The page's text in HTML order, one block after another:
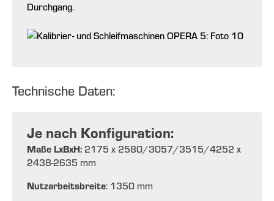
Durchgang.
Technische Daten:
Je nach Konfiguration:
Maße LxBxH: 2175 x 2580/3057/3515/4252 x
2438-2635 mm
Nutzarbeitsbreite: 1350 mm